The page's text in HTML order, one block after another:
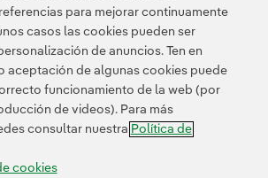
Política de Privacidad Información legal
en el uso de la IA Política de cookies
cookies Accesibilidad
para mejorar continuamente
casos las cookies pueden ser
de anuncios. Ten en
aceptación de algunas cookies puede
funcionamiento de la web (por
de videos). Para más
consultar nuestra Política de
cookies